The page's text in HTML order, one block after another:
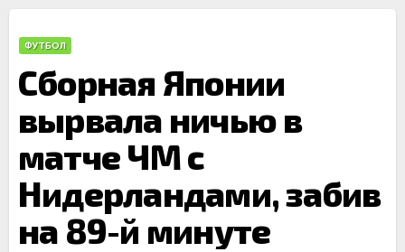
ФУТБОЛ
Сборная Японии
вырвала ничью в
матче ЧМ с
Нидерландами, забив
на 89-й минуте